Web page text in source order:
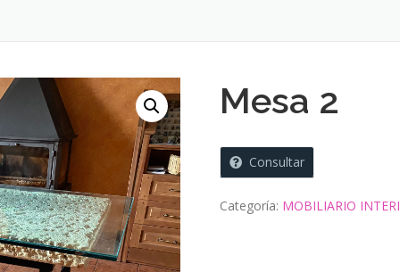
Mesa 2
Consultar
Categoría: MOBILIARIO